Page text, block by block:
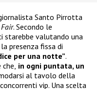
Santo Pirrotta
. Secondo le
starebbe valutando una
presenza fissa di
per una notte”.
che, in ogni puntata, un
al tavolo della
vip. Una scelta